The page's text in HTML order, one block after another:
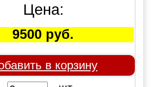
Цена:
9500 руб.
в корзину